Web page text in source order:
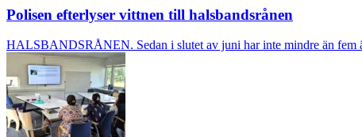
Polisen efterlyser vittnen till halsbandsrånen
HALSBANDSRÅNEN. Sedan i slutet av juni har inte mindre än fem